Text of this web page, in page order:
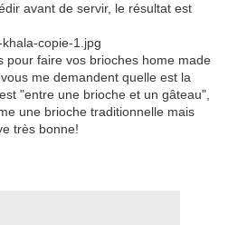
avant de servir, le résultat est
pour faire vos brioches home made
me demandent quelle est la
"entre une brioche et un gâteau",
une brioche traditionnelle mais
très bonne!